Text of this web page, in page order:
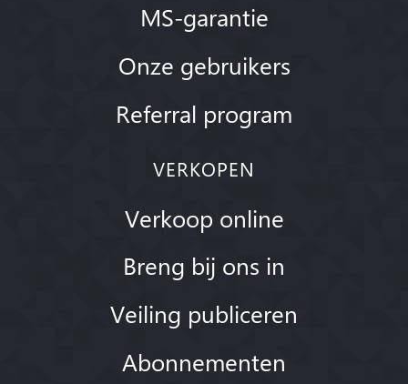
MS-garantie
Onze gebruikers
Referral program
VERKOPEN
Verkoop online
Breng bij ons in
Veiling publiceren
Abonnementen